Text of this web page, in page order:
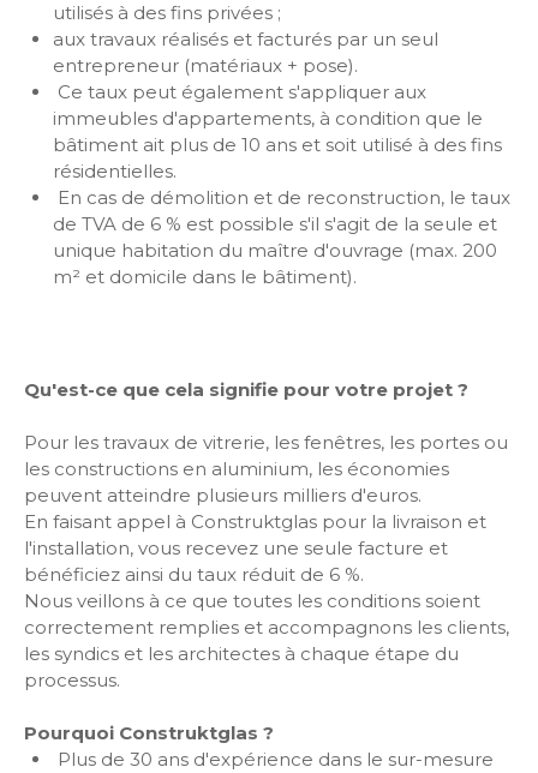
utilisés à des fins privées ;
aux travaux réalisés et facturés par un seul
entrepreneur (matériaux + pose).
Ce taux peut également s'appliquer aux
immeubles d'appartements, à condition que le
bâtiment ait plus de 10 ans et soit utilisé à des fins
résidentielles.
En cas de démolition et de reconstruction, le taux
de TVA de 6 % est possible s'il s'agit de la seule et
unique habitation du maître d'ouvrage (max. 200
m² et domicile dans le bâtiment).
Qu'est-ce que cela signifie pour votre projet ?
Pour les travaux de vitrerie, les fenêtres, les portes ou
les constructions en aluminium, les économies
peuvent atteindre plusieurs milliers d'euros.
En faisant appel à Construktglas pour la livraison et
l'installation, vous recevez une seule facture et
bénéficiez ainsi du taux réduit de 6 %.
Nous veillons à ce que toutes les conditions soient
correctement remplies et accompagnons les clients,
les syndics et les architectes à chaque étape du
processus.
Pourquoi Construktglas ?
Plus de 30 ans d'expérience dans le sur-mesure